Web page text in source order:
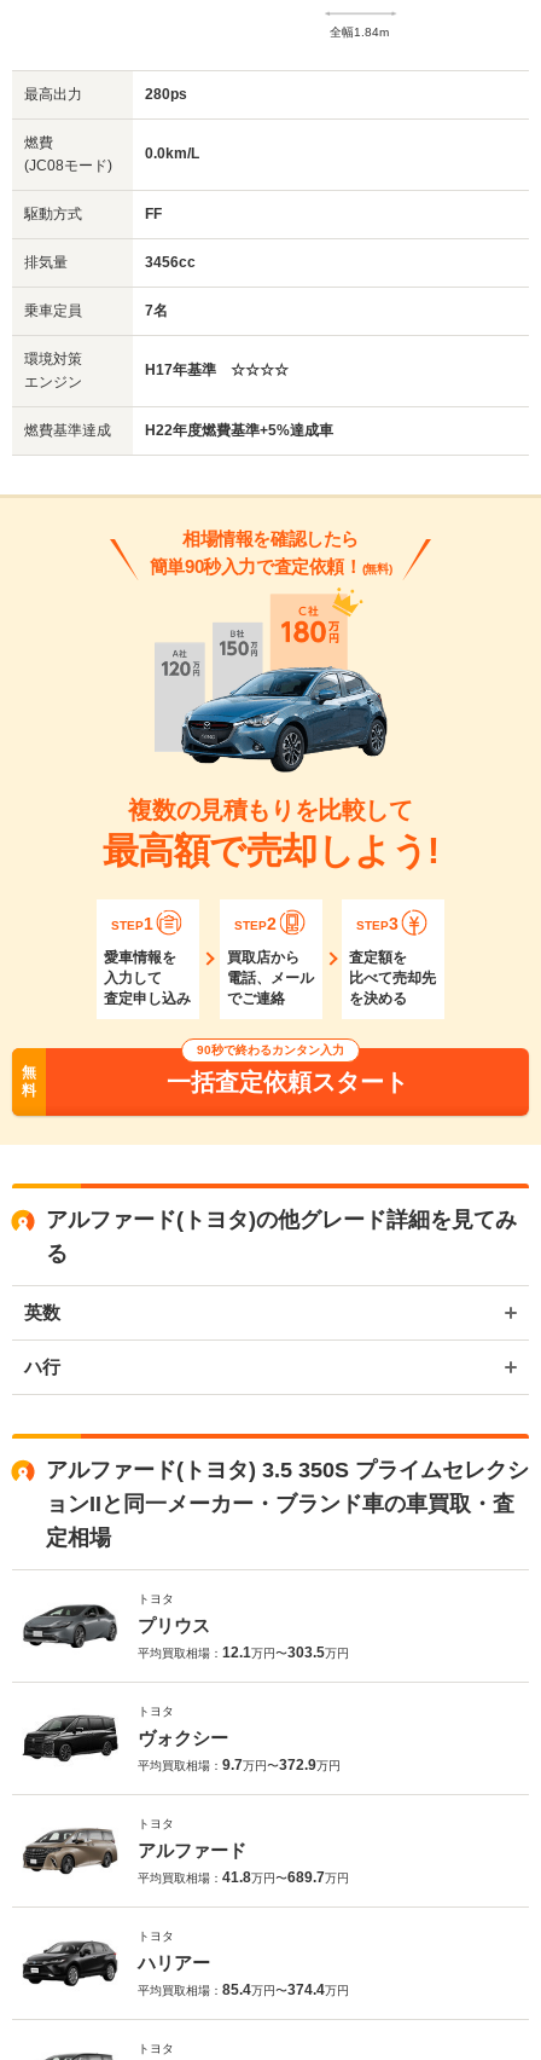
全幅1.84m
最高出力 280ps
燃費
(JC08モード)
0.0km/L
駆動方式 FF
排気量 3456cc
乗車定員 7名
環境対策
エンジン
H17年基準 ☆☆☆☆
燃費基準達成 H22年度燃費基準+5%達成車
相場情報を確認したら
簡単90秒入力で査定依頼！ (無料)
複数の見積もりを比較して
最高額で売却しよう!
STEP1
愛車情報を
入力して
査定申し込み
STEP2
買取店から
電話、メール
でご連絡
STEP3
査定額を
比べて売却先
を決める
無
料
90秒で終わるカンタン入力
一括査定依頼スタート
アルファード(トヨタ)の他グレード詳細を見てみ
る
英数
ハ行
アルファード(トヨタ) 3.5 350S プライムセレクシ
ョンIIと同一メーカー・ブランド車の車買取・査
定相場
トヨタ
プリウス
平均買取相場： 12.1万円〜303.5万円
トヨタ
ヴォクシー
平均買取相場： 9.7万円〜372.9万円
トヨタ
アルファード
平均買取相場： 41.8万円〜689.7万円
トヨタ
ハリアー
平均買取相場： 85.4万円〜374.4万円
トヨタ